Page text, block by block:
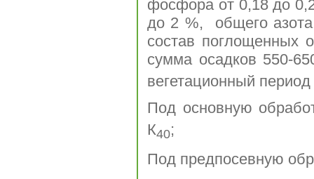
фосфора от 0,18 до
до 2 %, общего
состав поглощенных
сумма осадков 550-
вегетационный
Под основную
К40;
Под предпосевную